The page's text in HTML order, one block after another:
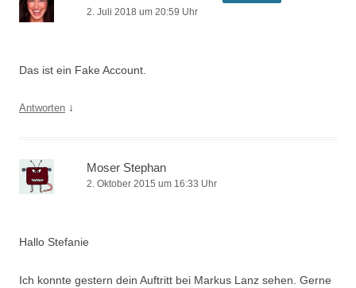
2. Juli 2018 um 20:59 Uhr
Das ist ein Fake Account.
Antworten ↓
Moser Stephan
2. Oktober 2015 um 16:33 Uhr
Hallo Stefanie
Ich konnte gestern dein Auftritt bei Markus Lanz sehen. Gerne